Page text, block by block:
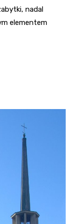
nadal
elementem